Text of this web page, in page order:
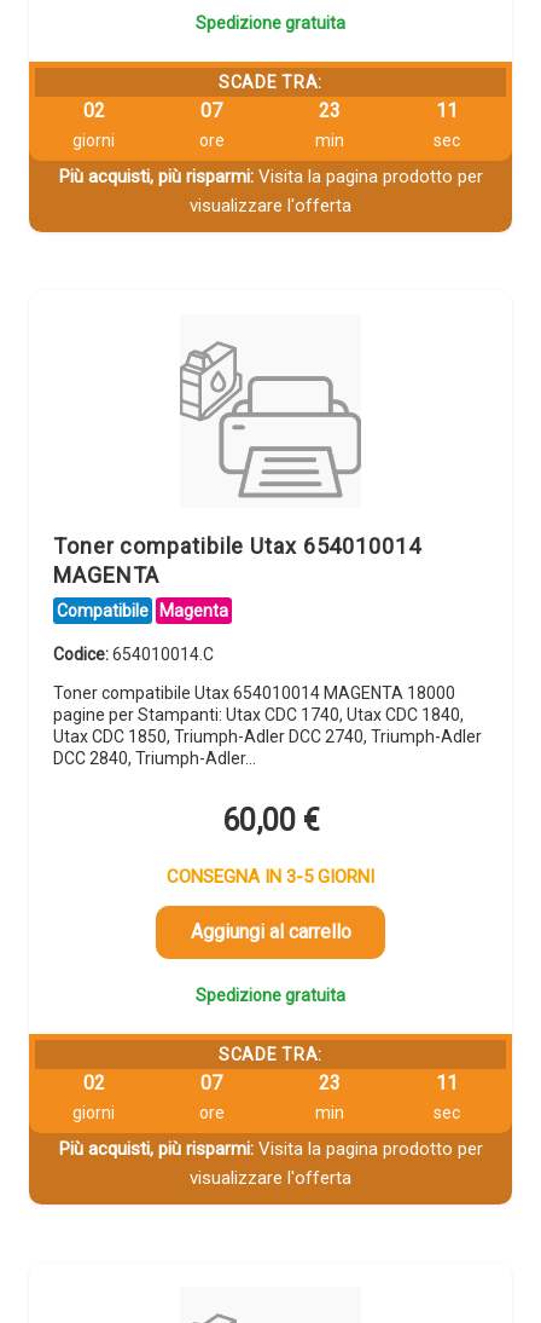
Spedizione gratuita
SCADE TRA:
02
giorni
07
ore
23
min
11
sec
Più acquisti, più risparmi:Visita la pagina prodotto per
visualizzare l'offerta
Toner compatibile Utax 654010014
MAGENTA
Compatibile Magenta
Codice:654010014.C
Toner compatibile Utax 654010014 MAGENTA 18000
pagine per Stampanti: Utax CDC 1740, Utax CDC 1840,
Utax CDC 1850, Triumph-Adler DCC 2740, Triumph-Adler
DCC 2840, Triumph-Adler…
60,00 €
CONSEGNA IN 3-5 GIORNI
Aggiungi al carrello
Spedizione gratuita
SCADE TRA:
02
giorni
07
ore
23
min
11
sec
Più acquisti, più risparmi:Visita la pagina prodotto per
visualizzare l'offerta